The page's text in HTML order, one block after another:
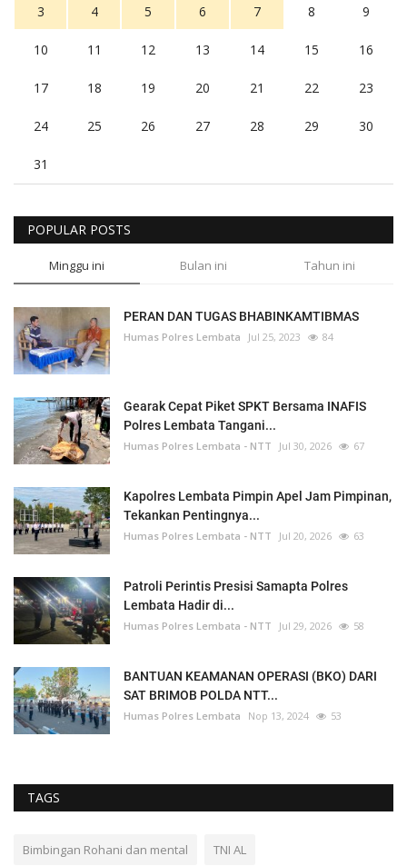
3 4 5 6 7 8 9
10 11 12 13 14 15 16
17 18 19 20 21 22 23
24 25 26 27 28 29 30
31
POPULAR POSTS
Minggu ini Bulan ini Tahun ini
PERAN DAN TUGAS BHABINKAMTIBMAS
Humas Polres Lembata Jul 25, 2023 84
Gearak Cepat Piket SPKT Bersama INAFIS
Polres Lembata Tangani...
Humas Polres Lembata - NTT Jul 30, 2026 67
Kapolres Lembata Pimpin Apel Jam Pimpinan,
Tekankan Pentingnya...
Humas Polres Lembata - NTT Jul 20, 2026 63
Patroli Perintis Presisi Samapta Polres
Lembata Hadir di...
Humas Polres Lembata - NTT Jul 29, 2026 58
BANTUAN KEAMANAN OPERASI (BKO) DARI
SAT BRIMOB POLDA NTT...
Humas Polres Lembata Nop 13, 2024 53
TAGS
Bimbingan Rohani dan mental TNI AL